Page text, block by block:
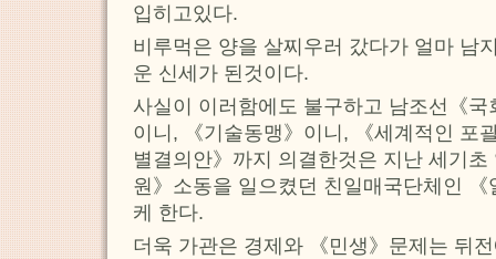
입히고있다.
비루먹은 양을 살찌우러 갔다가 얼마 남
운 신세가 된것이다.
사실이 이러함에도 불구하고 남조선《
이니, 《기술동맹》이니, 《세계적인 포
별결의안》까지 의결한것은 지난 세기
원》소동을 일으켰던 친일매국단체인
케 한다.
더욱 가관은 경제와 《민생》문제는 뒤